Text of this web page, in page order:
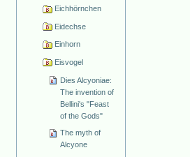
Eichhörnchen
Eidechse
Einhorn
Eisvogel
Dies Alcyoniae:
The invention of
Bellini's "Feast
of the Gods"
The myth of
Alcyone